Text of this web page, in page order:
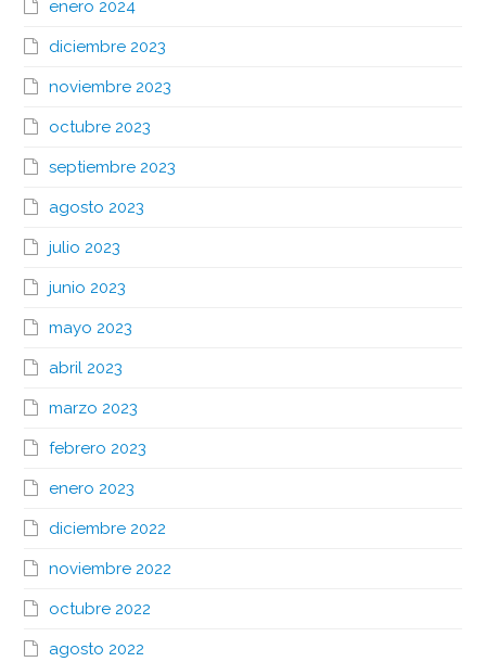
enero 2024
diciembre 2023
noviembre 2023
octubre 2023
septiembre 2023
agosto 2023
julio 2023
junio 2023
mayo 2023
abril 2023
marzo 2023
febrero 2023
enero 2023
diciembre 2022
noviembre 2022
octubre 2022
agosto 2022